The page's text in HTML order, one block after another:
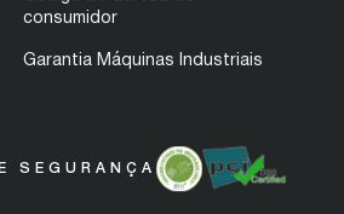
consumidor
Garantia Máquinas Industriais
SEGURANÇA